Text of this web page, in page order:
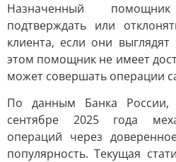
Назначенный
подтверждать или
клиента, если они
этом помощник не имеет
может совершать операции
По данным Банка
сентябре 2025 года
операций через
популярность. Текущая